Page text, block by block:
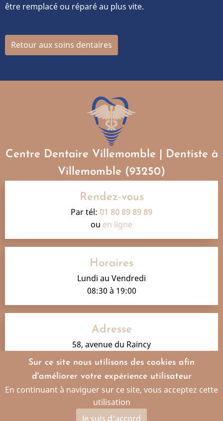
être remplacé ou réparé au plus vite.
Retour aux soins dentaires
Centre Dentaire Villemomble | Dentiste à
Villemomble (93250)
Rendez-vous
Par tél: 01 80 89 89 89
ou en ligne
Horaires
Lundi au Vendredi
08:30 à 19:00
Adresse
58, avenue du Raincy
93250 Villemomble
Mentions légales
Infos Conseil de l'Ordre
été réalisé parwww.denti.site
Sur ce site nous utilisons des cookies afin
d'améliorer votre expérience utilisateur
En continuant à naviguer sur ce site, vous acceptez cette
utilisation
Je suis d'accord